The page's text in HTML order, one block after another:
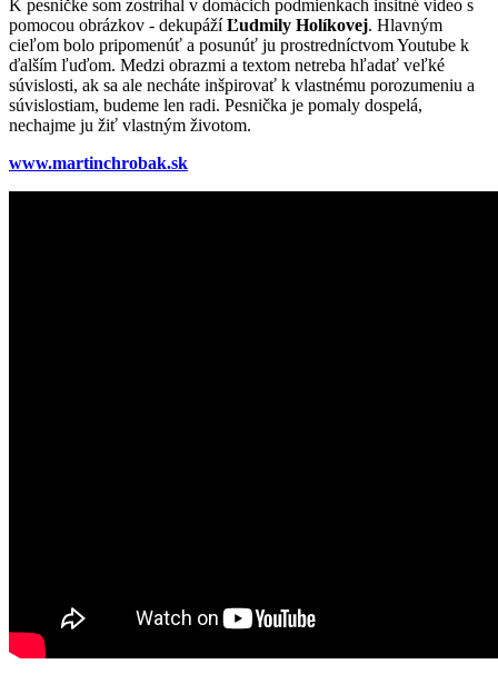
K pesničke som zostrihal v domácich podmienkach insitné video s
pomocou obrázkov - dekupážíĽudmily Holíkovej. Hlavným
cieľom bolo pripomenúť a posunúť ju prostredníctvom Youtube k
ďalším ľuďom. Medzi obrazmi a textom netreba hľadať veľké
súvislosti, ak sa ale necháte inšpirovať k vlastnému porozumeniu a
súvislostiam, budeme len radi. Pesnička je pomaly dospelá,
nechajme ju žiť vlastným životom.
www.martinchrobak.sk